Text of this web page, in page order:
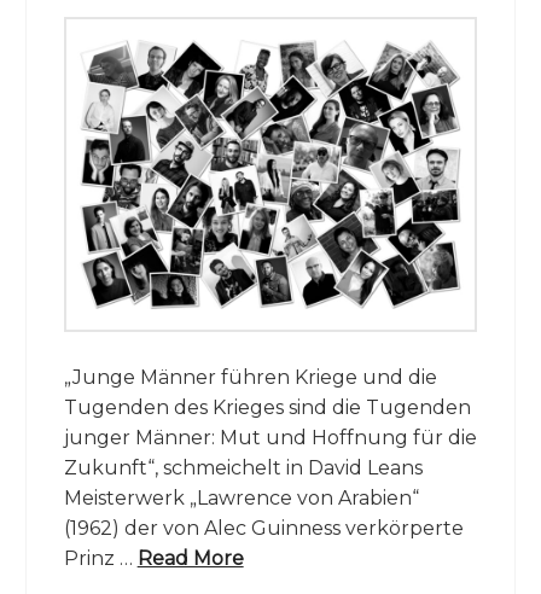
„Junge Männer führen Kriege und die
Tugenden des Krieges sind die Tugenden
junger Männer: Mut und Hoffnung für die
Zukunft“, schmeichelt in David Leans
Meisterwerk „Lawrence von Arabien“
(1962) der von Alec Guinness verkörperte
Prinz … Read More